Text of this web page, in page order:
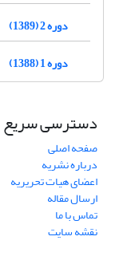
دوره 2 (1389)
دوره 1 (1388)
دسترسی سریع
صفحه اصلی
درباره نشریه
اعضای هیات تحریریه
ارسال مقاله
تماس با ما
نقشه سایت